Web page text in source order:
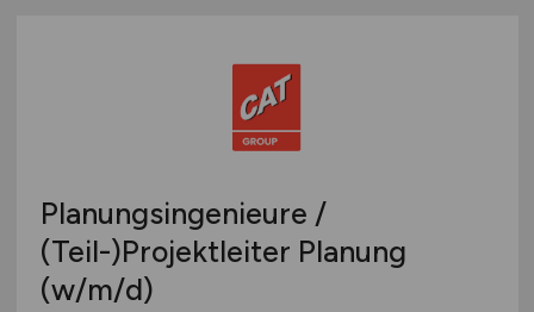
Planungsingenieure /
(Teil-)Projektleiter Planung
(w/m/d)